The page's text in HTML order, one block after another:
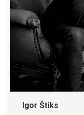
Igor Štiks